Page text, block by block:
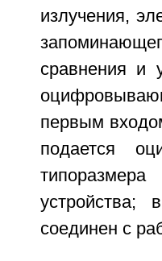
излучения,
сравнения и
первым
подается
устройства;
соединен с